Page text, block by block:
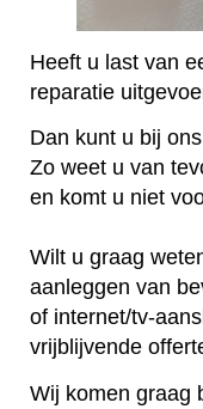
Heeft u last van
reparatie
Dan kunt u bij
Zo weet u van
en komt u niet
Wilt u graag
aanleggen van
of internet/tv-
vrijblijvende
Wij komen graag